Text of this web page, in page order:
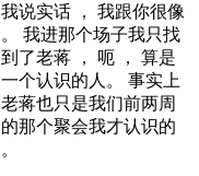
我说实话 ， 我跟你很像
。 我进那个场子我只找
到了老蒋 ， 呃 ， 算是
一个认识的人。 事实上
老蒋也只是我们前两周
的那个聚会我才认识的
。